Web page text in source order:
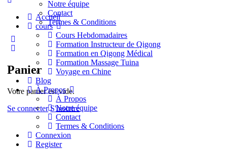
Notre équipe
Contact
Termes & Conditions
Panier
Votre panier est vide.
Se connecter S'inscrire
Accueil
cours
Cours Hebdomadaires
Formation Instructeur de Qigong
Formation en Qigong Médical
Formation Massage Tuina
Voyage en Chine
Blog
À Propos
À Propos
Notre équipe
Contact
Termes & Conditions
Connexion
Register